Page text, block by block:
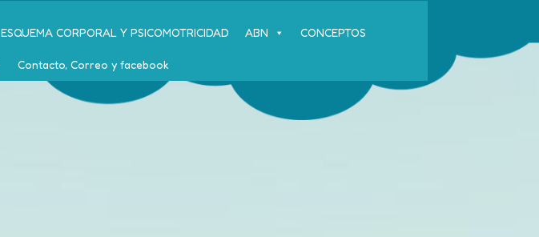
ESQUEMA CORPORAL Y PSICOMOTRICIDAD ABN CONCEPTOS
Contacto, Correo y facebook